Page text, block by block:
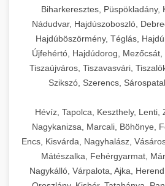
Biharkeresztes, Püspökladány,
Nádudvar, Hajdúszoboszló,
Hajdúböszörmény, Téglás,
Újfehértó, Hajdúdorog, Mezőcsát,
Tiszaújváros, Tiszavasvári,
Szikszó, Szerencs,
Hévíz, Tapolca, Keszthely, Lenti,
Nagykanizsa, Marcali, Böhönye,
Encs, Kisvárda, Nagyhalász,
Mátészalka, Fehérgyarmat,
Nagykálló, Várpalota, Ajka,